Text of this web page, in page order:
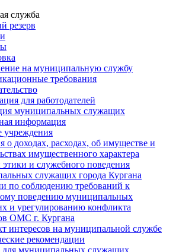
служба
резерв
на муниципальную службу
требования
для работодателей
муниципальных служащих
информация
учреждения
о доходах, расходах, об имуществе и
имущественного характера
и служебного поведения
служащих города Кургана
по соблюдению требований к
поведению муниципальных
и урегулированию конфликта
ОМС г. Кургана
интересов на муниципальной службе
рекомендации
для муниципальных служащих